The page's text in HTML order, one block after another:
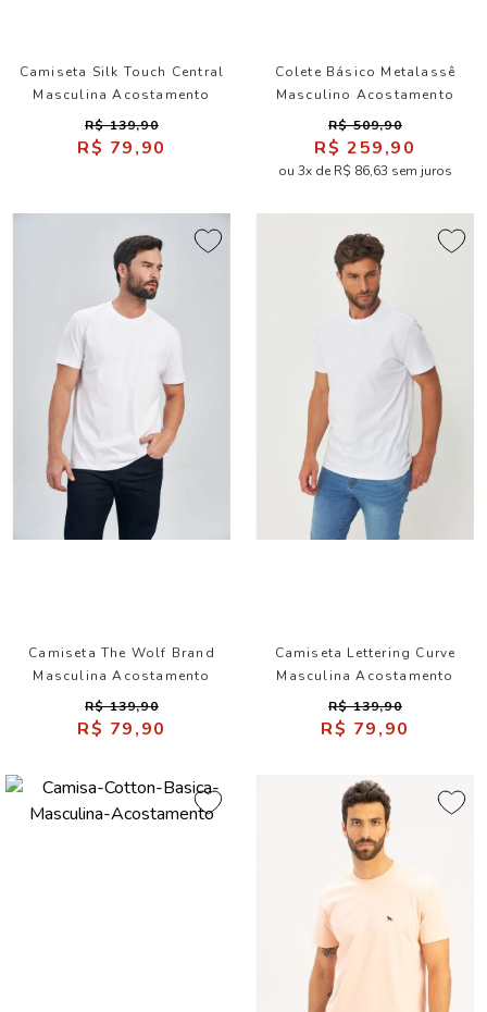
Camiseta Silk Touch Central
Masculina Acostamento
R$ 139,90
R$ 79,90
Colete Básico Metalassê
Masculino Acostamento
R$ 509,90
R$ 259,90
ou 3x de R$ 86,63 sem juros
Camiseta The Wolf Brand
Masculina Acostamento
R$ 139,90
R$ 79,90
Camiseta Lettering Curve
Masculina Acostamento
R$ 139,90
R$ 79,90